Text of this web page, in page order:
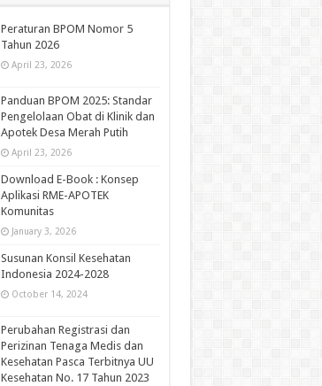
Peraturan BPOM Nomor 5
Tahun 2026
April 23, 2026
Panduan BPOM 2025: Standar
Pengelolaan Obat di Klinik dan
Apotek Desa Merah Putih
April 23, 2026
Download E-Book : Konsep
Aplikasi RME-APOTEK
Komunitas
January 3, 2026
Susunan Konsil Kesehatan
Indonesia 2024-2028
October 14, 2024
Perubahan Registrasi dan
Perizinan Tenaga Medis dan
Kesehatan Pasca Terbitnya UU
Kesehatan No. 17 Tahun 2023